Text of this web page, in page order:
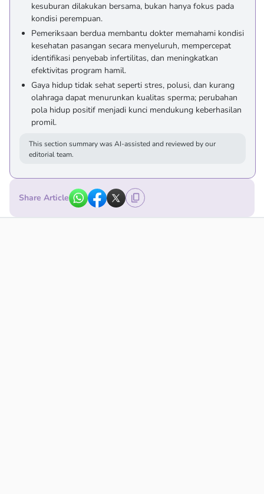
kesuburan dilakukan bersama, bukan hanya fokus pada
kondisi perempuan.
Pemeriksaan berdua membantu dokter memahami kondisi
kesehatan pasangan secara menyeluruh, mempercepat
identifikasi penyebab infertilitas, dan meningkatkan
efektivitas program hamil.
Gaya hidup tidak sehat seperti stres, polusi, dan kurang
olahraga dapat menurunkan kualitas sperma; perubahan
pola hidup positif menjadi kunci mendukung keberhasilan
promil.
This section summary was AI-assisted and reviewed by our
editorial team.
Share Article